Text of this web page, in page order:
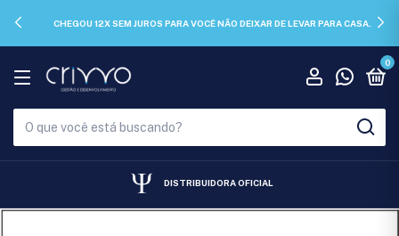
CHEGOU 12X SEM JUROS PARA VOCÊ NÃO DEIXAR DE LEVAR PARA CASA.
0
DISTRIBUIDORA OFICIAL